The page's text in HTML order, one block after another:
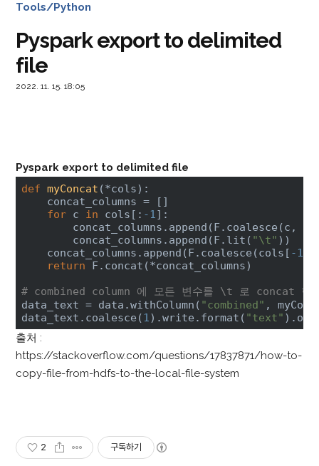
Tools/Python
Pyspark export to delimited
file
2022. 11. 15. 18:05
Pyspark export to delimited file
def myConcat (*cols) :
    concat_columns = []
for c in cols[: -1 ]:
concat_columns.append(F.coalesce(c,
        concat_columns.append(F.lit(
"\t" ))
    concat_columns.append(F.coalesce(cols[
-1
return F.concat(*concat_columns)
# combined column 에 모든 변수를 \t 로 concat 한
data_text = data.withColumn( "combined" ,
data_text.coalesce(1 ).write.format( "text"
출처 :
https://stackoverflow.com/questions/17837871/how-to-
copy-file-from-hdfs-to-the-local-file-system
2 구독하기